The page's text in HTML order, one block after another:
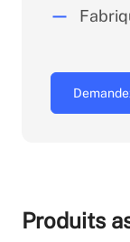
Produits